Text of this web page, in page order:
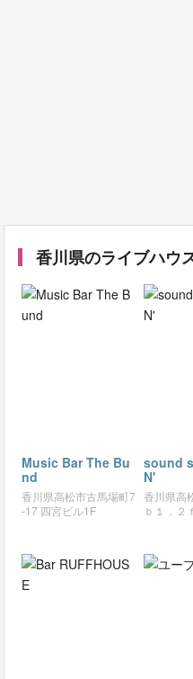
香川県のライブハウ
Music Bar The Bu
nd
香川県高松市古馬場町7
-17 四宮ビル1F
sound
N'
香川県高
ｂ１．２ｆ